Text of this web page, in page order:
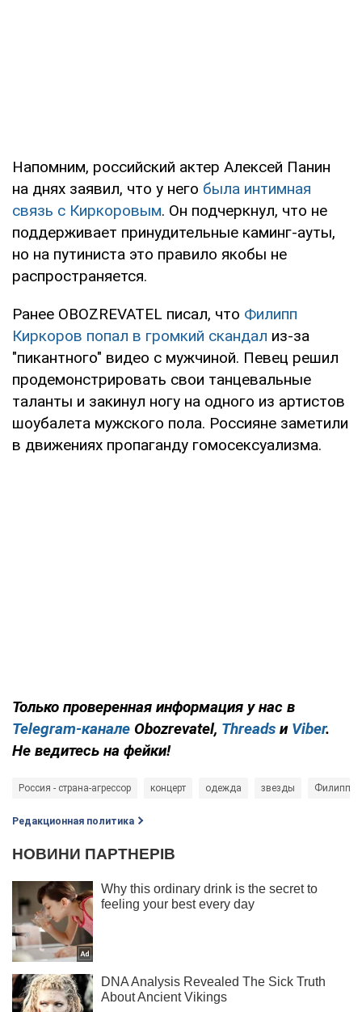
Напомним, российский актер Алексей Панин
на днях заявил, что у него была интимная
связь с Киркоровым. Он подчеркнул, что не
поддерживает принудительные каминг-ауты,
но на путиниста это правило якобы не
распространяется.
Ранее OBOZREVATEL писал, что Филипп
Киркоров попал в громкий скандал из-за
"пикантного" видео с мужчиной. Певец решил
продемонстрировать свои танцевальные
таланты и закинул ногу на одного из артистов
шоубалета мужского пола. Россияне заметили
в движениях пропаганду гомосексуализма.
Только проверенная информация у нас в
Telegram-канале Obozrevatel, Threads и Viber.
Не ведитесь на фейки!
Россия - страна-агрессор концерт одежда звезды Филипп
Редакционная политика